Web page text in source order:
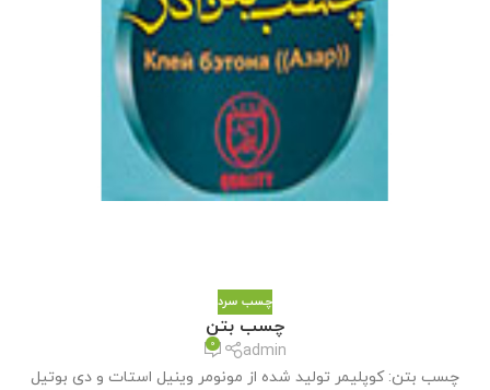
چسب سرد
چسب بتن
admin
0
چسب بتن: کوپلیمر تولید شده از مونومر وینیل استات و دی بوتیل